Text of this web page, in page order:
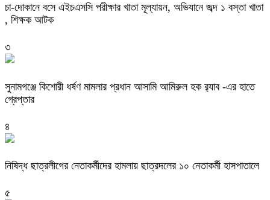
চা-দোকানে বসে এইচএসসি পরীক্ষার খাতা মূল্যায়ন, অভিযানে জব্দ ১ বস্তা খাতা
, শিক্ষক আটক
৩
‎সুনামগঞ্জে কিশোরী ধর্ষণ মামলার প্রধান আসামি আমিরুল হক র‌্যাব -এর হাতে
গ্রেপ্তার
৪
নিষিদ্ধ ছাত্রলীগের নেতাকর্মীদের হামলায় ছাত্রদলের ১০ নেতাকর্মী হাসপাতালে
৫